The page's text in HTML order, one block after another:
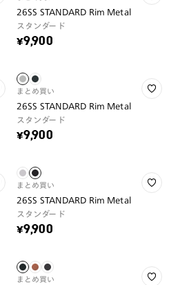
26SS STANDARD Rim Metal
スタンダード
¥9,900
まとめ買い
26SS STANDARD Rim Metal
スタンダード
¥9,900
まとめ買い
26SS STANDARD Rim Metal
スタンダード
¥9,900
まとめ買い